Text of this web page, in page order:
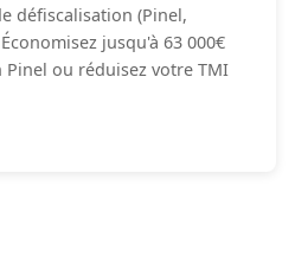
défiscalisation (Pinel,
jusqu'à 63 000€
ou réduisez votre TMI